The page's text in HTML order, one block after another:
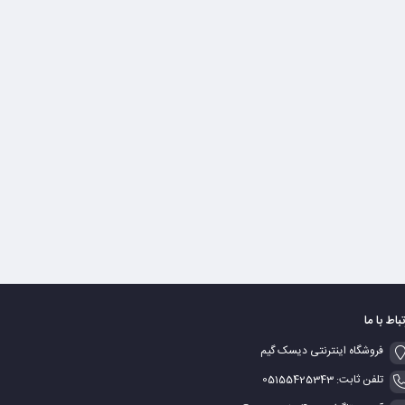
با ما
فروشگاه اینترنتی دیسک گیم
تلفن ثابت: 05155425343